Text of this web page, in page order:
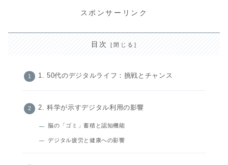
スポンサーリンク
目次
1. 50代のデジタルライフ：挑戦とチャンス
2. 科学が示すデジタル利用の影響
脳の「ゴミ」蓄積と認知機能
デジタル疲労と健康への影響